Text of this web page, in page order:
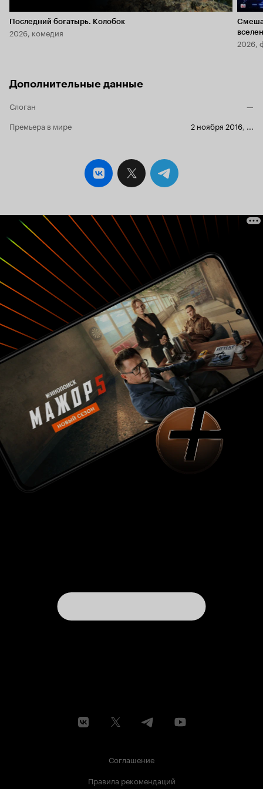
Последний богатырь. Колобок
2026, комедия
2026,
Дополнительные данные
Слоган
—
Премьера в мире
2 ноября 2016
Соглашение
Правила рекомендаций